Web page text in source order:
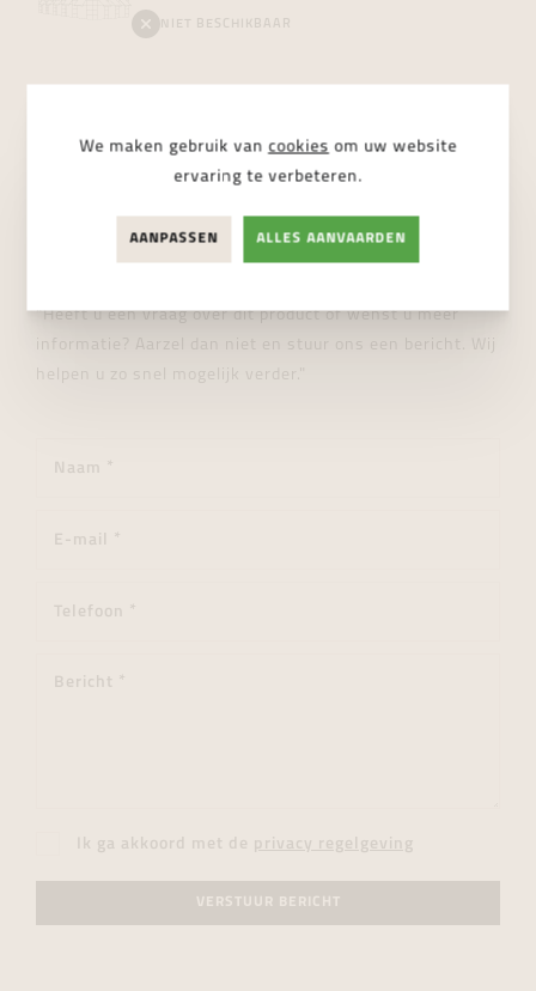
NIET BESCHIKBAAR
Wij helpen je graag verder!
"Heeft u een vraag over dit product of wenst u meer
informatie? Aarzel dan niet en stuur ons een bericht. Wij
helpen u zo snel mogelijk verder."
Ik ga akkoord met de privacy regelgeving
VERSTUUR BERICHT
We maken gebruik van cookies om uw website
ervaring te verbeteren.
AANPASSEN ALLES AANVAARDEN